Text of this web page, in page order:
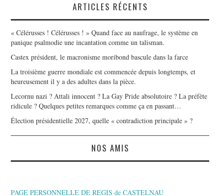
ARTICLES RÉCENTS
« Célérusses ! Célérusses ! » Quand face au naufrage, le système en
panique psalmodie une incantation comme un talisman.
Castex président, le macronisme moribond bascule dans la farce
La troisième guerre mondiale est commencée depuis longtemps, et
heureusement il y a des adultes dans la pièce.
Lecornu nazi ? Attali innocent ? La Gay Pride absolutoire ? La préfète
ridicule ? Quelques petites remarques comme ça en passant…
Élection présidentielle 2027, quelle « contradiction principale » ?
NOS AMIS
PAGE PERSONNELLE DE REGIS de CASTELNAU